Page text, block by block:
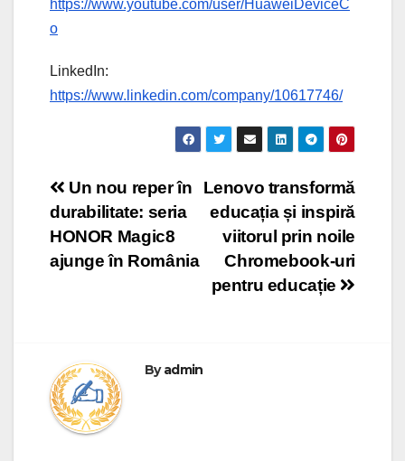
https://www.youtube.com/user/HuaweiDeviceC
o
LinkedIn:
https://www.linkedin.com/company/10617746/
Post
navigation
Lenovo transformă
educația și inspiră
viitorul prin noile
Chromebook-uri
pentru educație
Un nou reper în
durabilitate: seria
HONOR Magic8
ajunge în România
Byadmin